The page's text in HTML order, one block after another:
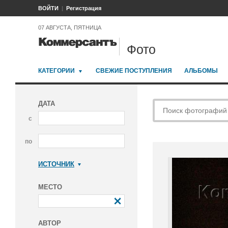
ВОЙТИ Регистрация
07 АВГУСТА, ПЯТНИЦА
Фото
КАТЕГОРИИ СВЕЖИЕ ПОСТУПЛЕНИЯ АЛЬБОМЫ
ДАТА
с
по
ИСТОЧНИК
МЕСТО
АВТОР